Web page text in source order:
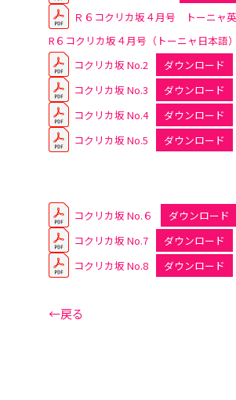
Ｒ６コクリカ坂４月号 トーニャ
R６コクリカ坂４月号（トーニャ日本語）
コクリカ坂 No.2
ダウンロード
コクリカ坂 No.3
ダウンロード
コクリカ坂 No.4
ダウンロード
コクリカ坂 No.5
ダウンロード
コクリカ坂 No.６
ダウンロード
コクリカ坂 No.7
ダウンロード
コクリカ坂 No.8
ダウンロード
←戻る